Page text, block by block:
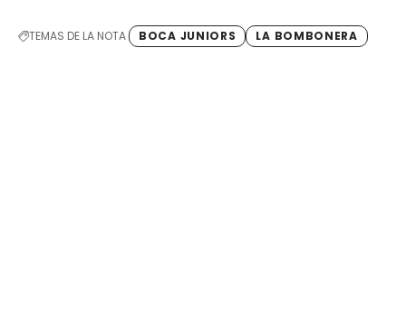
TEMAS DE LA NOTA BOCA JUNIORS LA BOMBONERA